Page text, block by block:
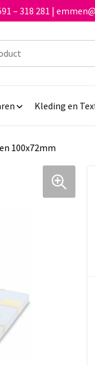
– 318 281 |
Kleding en
100x72mm